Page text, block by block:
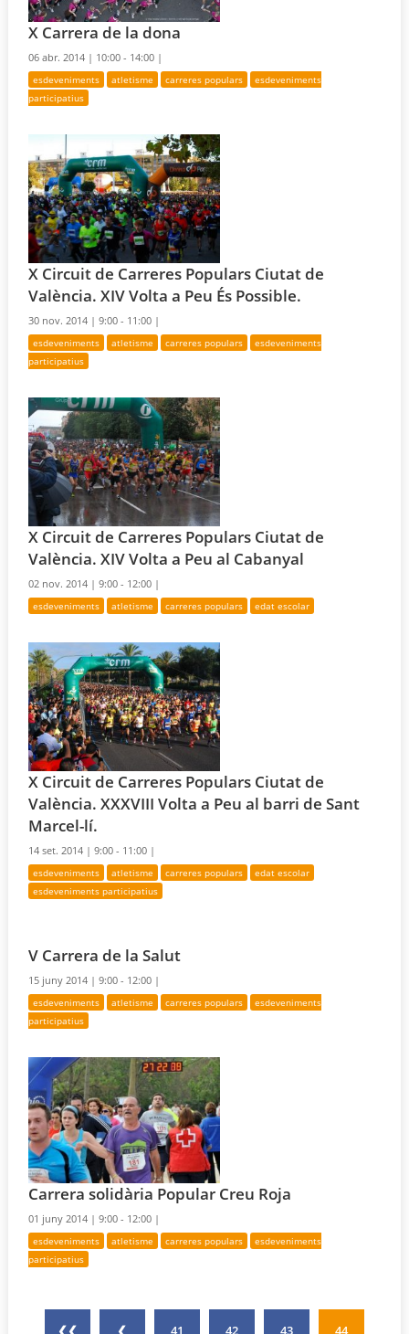
X Carrera de la dona
06 abr. 2014 | 10:00 - 14:00 |
esdeveniments atletisme carreres populars
esdeveniments
participatius
X Circuit de Carreres Populars Ciutat de
València. XIV Volta a Peu És Possible.
30 nov. 2014 |9:00 - 11:00 |
esdeveniments atletisme carreres populars
esdeveniments
participatius
X Circuit de Carreres Populars Ciutat de
València. XIV Volta a Peu al Cabanyal
02 nov. 2014 |9:00 - 12:00 |
esdeveniments atletisme carreres populars edat escolar
X Circuit de Carreres Populars Ciutat de
València. XXXVIII Volta a Peu al barri de Sant
Marcel-lí.
14 set. 2014 |9:00 - 11:00 |
esdeveniments atletisme carreres populars
edat escolar
esdeveniments participatius
V Carrera de la Salut
15 juny 2014 |9:00 - 12:00 |
esdeveniments atletisme carreres populars
esdeveniments
participatius
Carrera solidària Popular Creu Roja
01 juny 2014 |9:00 - 12:00 |
esdeveniments atletisme carreres populars
esdeveniments
participatius